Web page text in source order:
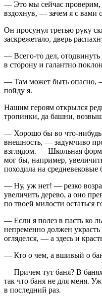
— Это мы сейчас
вздохнув, — зачем я с вами
Он просунул третью руку
заскрежетало, дверь
— Всего-то дел,
в сторону и галантно
— Там может быть опасно,
пойду я.
Нашим героям открылся
тропинки, да башни,
— Хорошо бы во что-нибудь
внешность, — задумчиво
взглядом. — Школьная
мог бы, например,
походила на
— Ну, уж нет! — резко
увеличить дерево, а оно
по твоей милости остаться
— Если я полез в пасть ко
непременно должен
огляделся, — а здесь и
— Кто о чем, а вшивый о
— Причем тут баня? В
так что баня не для меня.
в последний раз.